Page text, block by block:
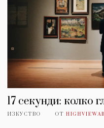
17 секунди: колко
ИЗКУСТВО ОТ